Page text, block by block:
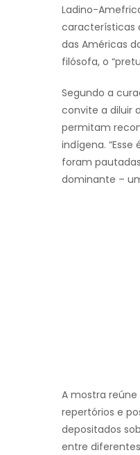
Ladino-
características
das Américas
filósofa, o
Segundo a
convite a diluir
permitam
indígena.
foram
dominante –
A mostra
repertórios e
depositados
entre